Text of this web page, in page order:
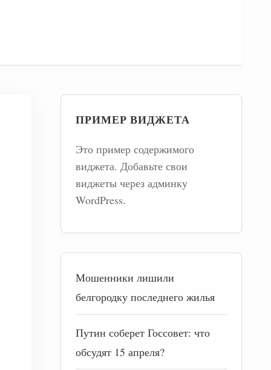
ПРИМЕР ВИДЖЕТА
Это пример содержимого
виджета. Добавьте свои
виджеты через админку
WordPress.
Мошенники лишили
белгородку последнего жилья
Путин соберет Госсовет: что
обсудят 15 апреля?